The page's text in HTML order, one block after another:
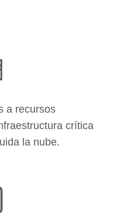
a recursos
crítica
la nube.